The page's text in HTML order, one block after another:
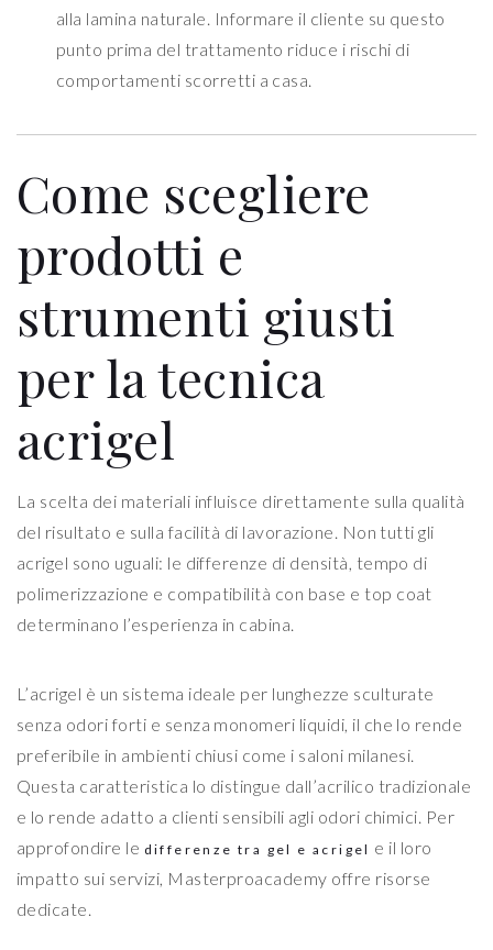
alla lamina naturale. Informare il cliente su questo
punto prima del trattamento riduce i rischi di
comportamenti scorretti a casa.
Come scegliere
prodotti e
strumenti giusti
per la tecnica
acrigel
La scelta dei materiali influisce direttamente sulla qualità
del risultato e sulla facilità di lavorazione. Non tutti gli
acrigel sono uguali: le differenze di densità, tempo di
polimerizzazione e compatibilità con base e top coat
determinano l’esperienza in cabina.
L’acrigel è un sistema ideale per lunghezze sculturate
senza odori forti e senza monomeri liquidi, il che lo rende
preferibile in ambienti chiusi come i saloni milanesi.
Questa caratteristica lo distingue dall’acrilico tradizionale
e lo rende adatto a clienti sensibili agli odori chimici. Per
approfondire le differenze tra gel e acrigel e il loro
impatto sui servizi, Masterproacademy offre risorse
dedicate.